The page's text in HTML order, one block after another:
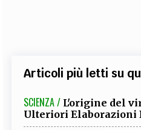
Articoli più letti su
SCIENZA / L'origine del
Ulteriori Elaborazioni